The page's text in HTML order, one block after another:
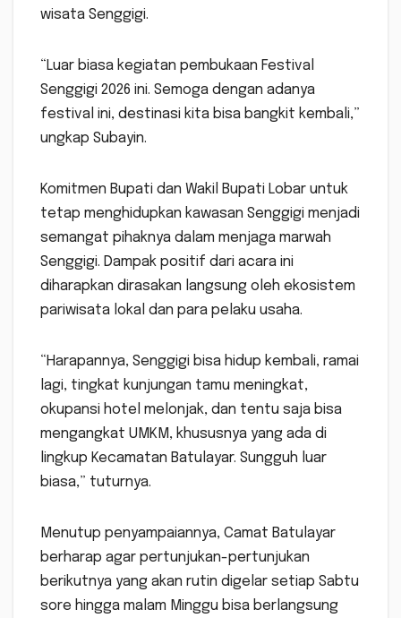
wisata Senggigi.
“Luar biasa kegiatan pembukaan Festival
Senggigi 2026 ini. Semoga dengan adanya
festival ini, destinasi kita bisa bangkit kembali,”
ungkap Subayin.
Komitmen Bupati dan Wakil Bupati Lobar untuk
tetap menghidupkan kawasan Senggigi menjadi
semangat pihaknya dalam menjaga marwah
Senggigi. Dampak positif dari acara ini
diharapkan dirasakan langsung oleh ekosistem
pariwisata lokal dan para pelaku usaha.
“Harapannya, Senggigi bisa hidup kembali, ramai
lagi, tingkat kunjungan tamu meningkat,
okupansi hotel melonjak, dan tentu saja bisa
mengangkat UMKM, khususnya yang ada di
lingkup Kecamatan Batulayar. Sungguh luar
biasa,” tuturnya.
Menutup penyampaiannya, Camat Batulayar
berharap agar pertunjukan-pertunjukan
berikutnya yang akan rutin digelar setiap Sabtu
sore hingga malam Minggu bisa berlangsung